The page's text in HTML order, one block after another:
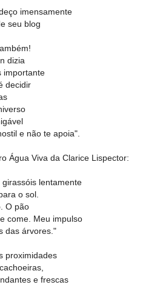
imensamente
seu blog
dizia
importante
decidir
e não te apoia".
Água Viva da Clarice Lispector:
lentamente
o sol.
O pão
come. Meu impulso
das árvores."
proximidades
e frescas